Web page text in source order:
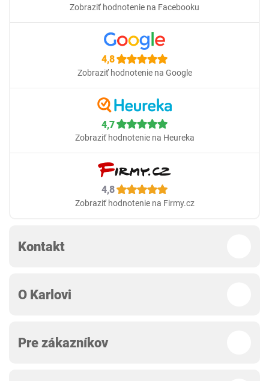
Zobraziť hodnotenie na Facebooku
4,8
Zobraziť hodnotenie na Google
4,7
Zobraziť hodnotenie na Heureka
4,8
Zobraziť hodnotenie na Firmy.cz
Kontakt
O Karlovi
Pre zákazníkov